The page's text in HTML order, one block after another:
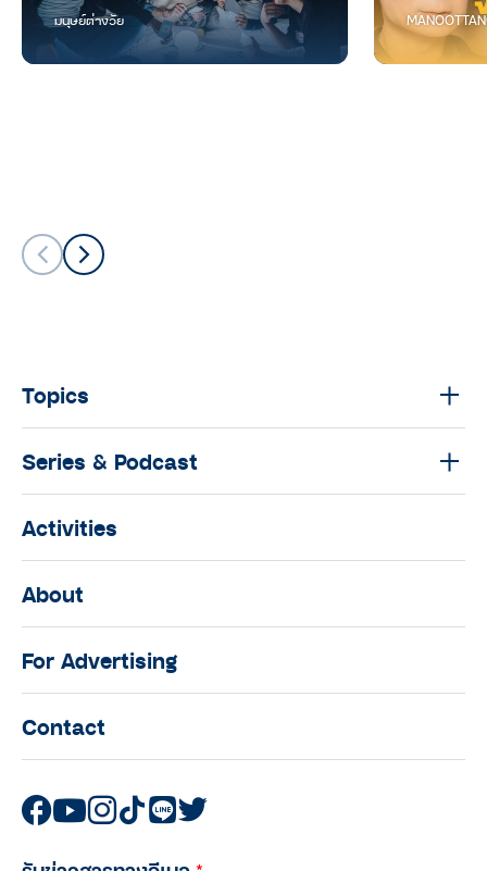
มนุษย์ต่างวัย
Topics
Series & Podcast
Activities
About
For Advertising
Contact